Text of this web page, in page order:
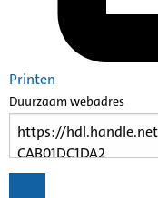
Printen
Duurzaam webadres